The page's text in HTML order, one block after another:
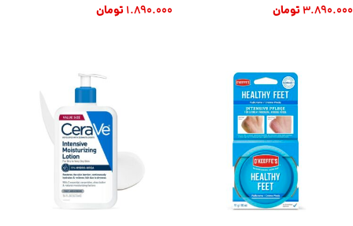
3.890.000تومان 1.890.000تومان